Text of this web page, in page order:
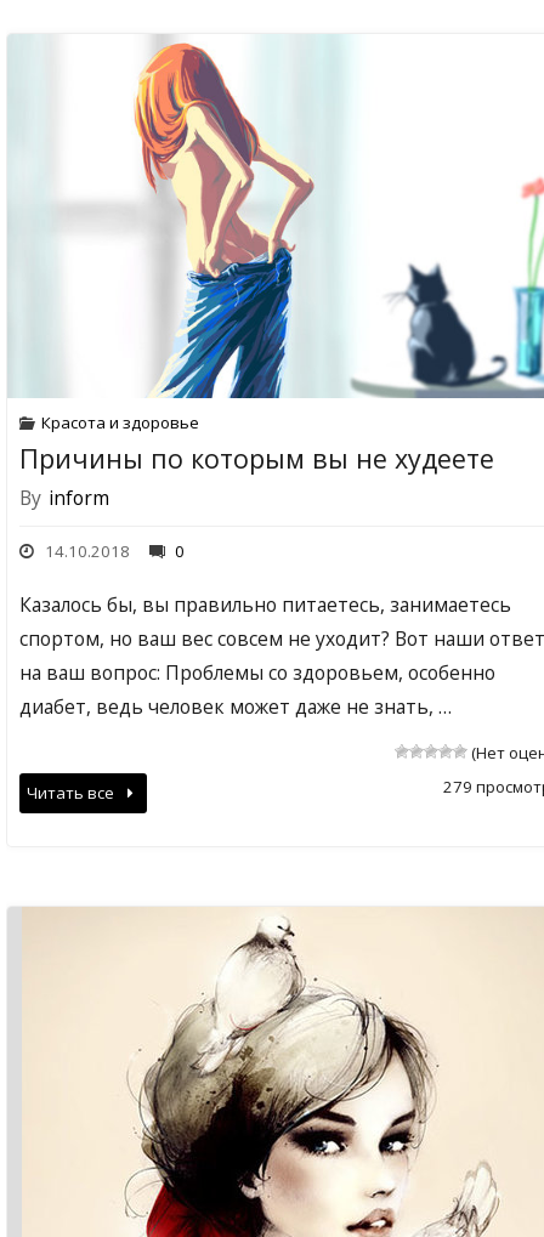
Красота и здоровье
Причины по которым вы не худеете
By inform
14.10.2018 0
Казалось бы, вы правильно питаетесь, занимаетесь
спортом, но ваш вес совсем не уходит? Вот наши
на ваш вопрос: Проблемы со здоровьем, особенно
диабет, ведь человек может даже не знать, …
(Нет
279
Читать все